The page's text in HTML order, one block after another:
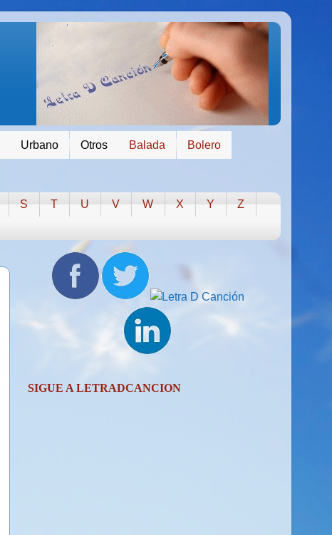
Urbano Otros Balada Bolero
S T U V W X Y
Z
SIGUE A LETRADCANCION